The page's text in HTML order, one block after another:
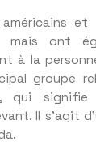
et
mais ont
à la
groupe
qui
Il s’agit